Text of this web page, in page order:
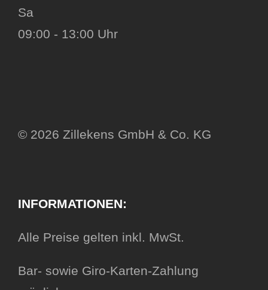
Sa
09:00 - 13:00 Uhr
© 2026 Zillekens GmbH & Co. KG
INFORMATIONEN:
Alle Preise gelten inkl. MwSt.
Bar- sowie Giro-Karten-Zahlung